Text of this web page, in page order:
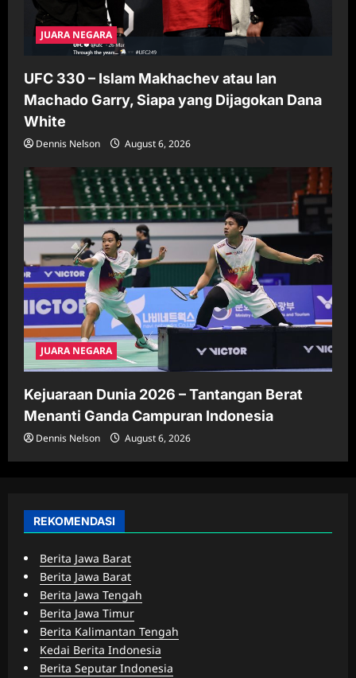
JUARA NEGARA
UFC 330 – Islam Makhachev atau Ian
Machado Garry, Siapa yang Dijagokan Dana
White
Dennis Nelson August 6, 2026
JUARA NEGARA
Kejuaraan Dunia 2026 – Tantangan Berat
Menanti Ganda Campuran Indonesia
Dennis Nelson August 6, 2026
REKOMENDASI
Berita Jawa Barat
Berita Jawa Barat
Berita Jawa Tengah
Berita Jawa Timur
Berita Kalimantan Tengah
Kedai Berita Indonesia
Berita Seputar Indonesia